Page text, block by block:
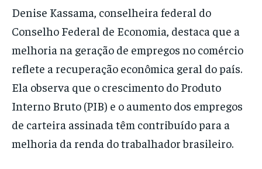
Denise Kassama, conselheira federal do
Conselho Federal de Economia, destaca que a
melhoria na geração de empregos no comércio
reflete a recuperação econômica geral do país.
Ela observa que o crescimento do Produto
Interno Bruto (PIB) e o aumento dos empregos
de carteira assinada têm contribuído para a
melhoria da renda do trabalhador brasileiro.